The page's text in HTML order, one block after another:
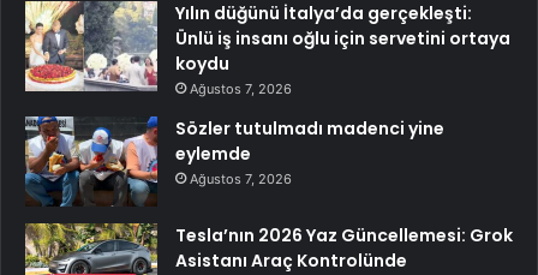
Yılın düğünü İtalya’da gerçekleşti:
Ünlü iş insanı oğlu için servetini ortaya
koydu
Ağustos 7, 2026
Sözler tutulmadı madenci yine
eylemde
Ağustos 7, 2026
Tesla’nın 2026 Yaz Güncellemesi: Grok
Asistanı Araç Kontrolünde